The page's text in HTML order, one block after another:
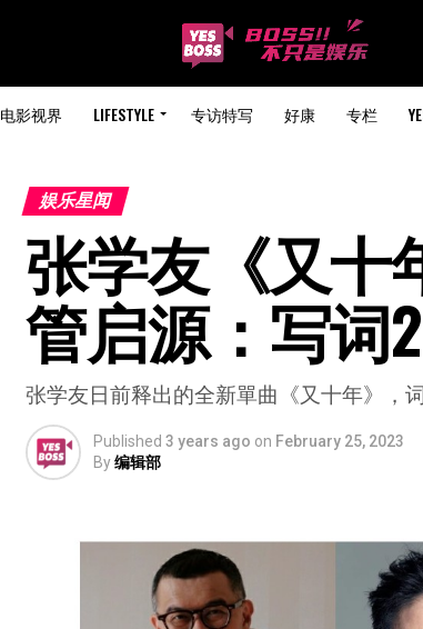
电影视界 LIFESTYLE 专访特写 好康 专栏
娱乐星闻
张学友《又十
管启源：写词
张学友日前释出的全新單曲《又十年》，
Published 3 years ago on February 25, 2023
By编辑部